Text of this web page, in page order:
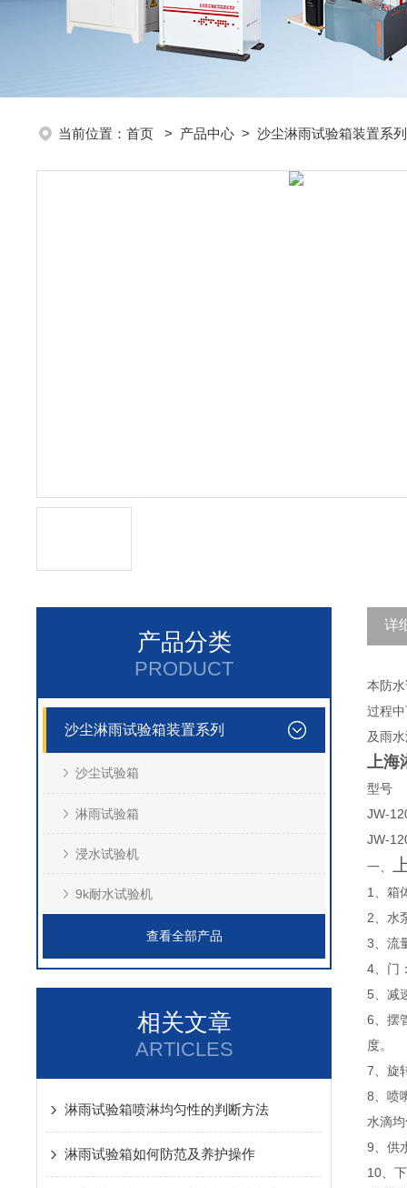
当前位置： 首页 > 产品中心 > 沙尘淋雨试验箱装置系列
产品分类
PRODUCT
沙尘淋雨试验箱装置系列
沙尘试验箱
淋雨试验箱
浸水试验机
9k耐水试验机
查看全部产品
相关文章
ARTICLES
淋雨试验箱喷淋均匀性的判断方法
淋雨试验箱如何防范及养护操作
详
本防
过程
及雨
上海
型号
JW-
JW-
一、
1、箱
2、水
3、流
4、门
5、减
6、摆
度。
7、旋
8、喷
水滴
9、供
10、